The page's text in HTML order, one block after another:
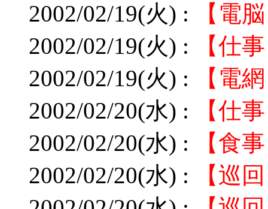
2002/02/19(火) :
【電
2002/02/19(火) :
【仕
2002/02/19(火) :
【電
2002/02/20(水) :
【仕
2002/02/20(水) :
【食
2002/02/20(水) :
【巡